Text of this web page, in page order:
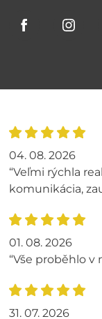
04. 08. 2026
“Veľmi rýchla
komunikácia,
01. 08. 2026
“Vše proběhlo v
31. 07. 2026